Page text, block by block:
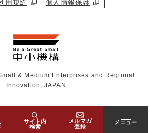
サイト内
検索
メルマガ
登録
メニュー
用規約
個人情報保護
& Medium Enterprises and Regional
Innovation, JAPAN